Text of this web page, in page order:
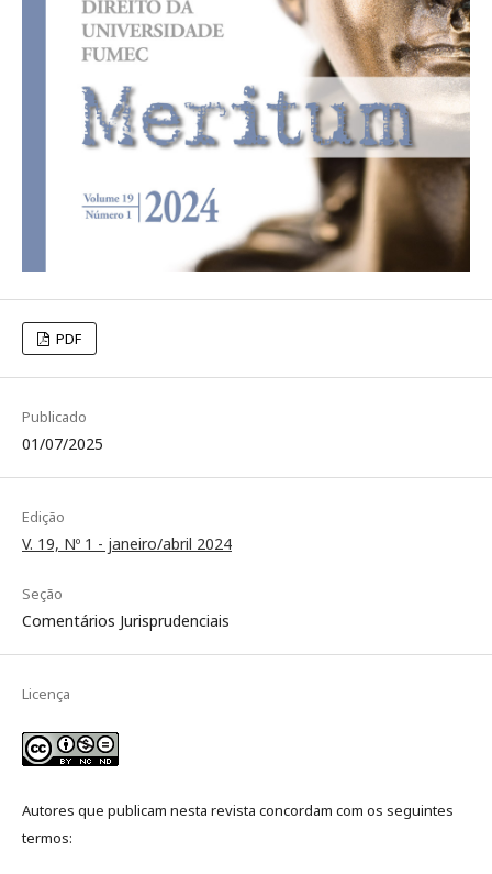
PDF
Publicado
01/07/2025
Edição
V. 19, Nº 1 - janeiro/abril 2024
Seção
Comentários Jurisprudenciais
Licença
Autores que publicam nesta revista concordam com os seguintes
termos: